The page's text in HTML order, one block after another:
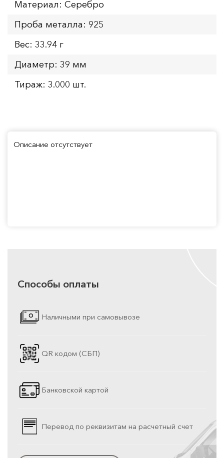
Материал: Серебро
Проба металла: 925
Вес: 33.94 г
Диаметр: 39 мм
Тираж: 3.000 шт.
Описание отсутствует
Способы оплаты
Наличными при самовывозе
QR кодом (СБП)
Банковской картой
Перевод по реквизитам на расчетный счет